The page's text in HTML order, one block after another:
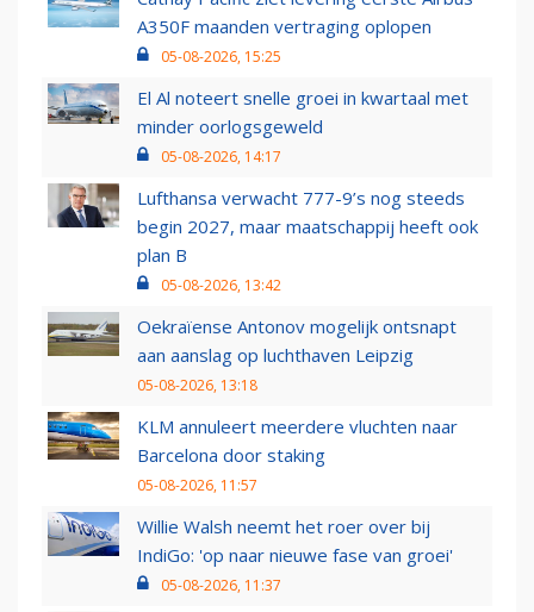
A350F maanden vertraging oplopen
05-08-2026, 15:25
El Al noteert snelle groei in kwartaal met
minder oorlogsgeweld
05-08-2026, 14:17
Lufthansa verwacht 777-9’s nog steeds
begin 2027, maar maatschappij heeft ook
plan B
05-08-2026, 13:42
Oekraïense Antonov mogelijk ontsnapt
aan aanslag op luchthaven Leipzig
05-08-2026, 13:18
KLM annuleert meerdere vluchten naar
Barcelona door staking
05-08-2026, 11:57
Willie Walsh neemt het roer over bij
IndiGo: 'op naar nieuwe fase van groei'
05-08-2026, 11:37